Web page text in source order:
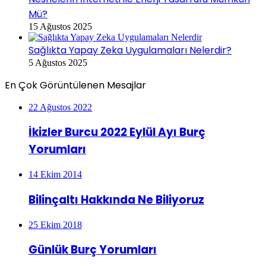
Mü?
15 Ağustos 2025
Sağlıkta Yapay Zeka Uygulamaları Nelerdir?
5 Ağustos 2025
En Çok Görüntülenen Mesajlar
22 Ağustos 2022
İkizler Burcu 2022 Eylül Ayı Burç
Yorumları
14 Ekim 2014
Bilinçaltı Hakkında Ne Biliyoruz
25 Ekim 2018
Günlük Burç Yorumları